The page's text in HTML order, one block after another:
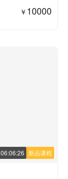
￥ 10000
新品课程
06:06:26